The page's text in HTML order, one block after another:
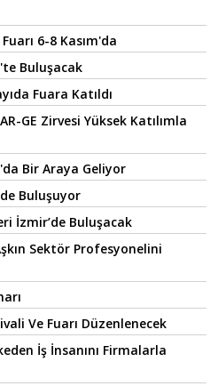
6-8 Kasım'da
Buluşacak
Fuara Katıldı
GE Zirvesi Yüksek Katılımla
Bir Araya Geliyor
Buluşuyor
İzmir’de Buluşacak
Sektör Profesyonelini
Ve Fuarı Düzenlenecek
İş İnsanını Firmalarla